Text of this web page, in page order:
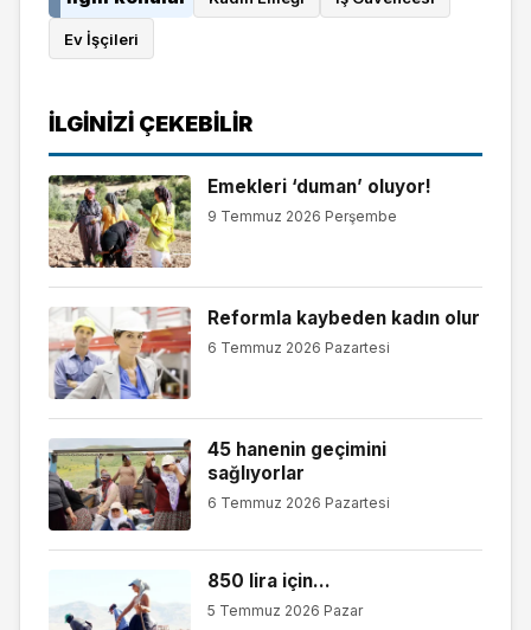
Ev İşçileri
İLGINIZI ÇEKEBILIR
Emekleri ‘duman’ oluyor!
9 Temmuz 2026 Perşembe
Reformla kaybeden kadın olur
6 Temmuz 2026 Pazartesi
45 hanenin geçimini
sağlıyorlar
6 Temmuz 2026 Pazartesi
850 lira için…
5 Temmuz 2026 Pazar